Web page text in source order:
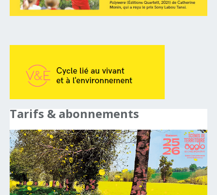
Tarifs & abonnements